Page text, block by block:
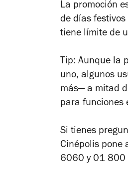
La promoción
de días
tiene límite de
Tip: Aunque la
uno, algunos
más—a mitad
para funciones
Si tienes
Cinépolis pone
6060 y 01 800